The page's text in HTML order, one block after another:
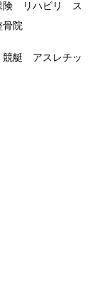
険 リハビリ ス
院
艇 アスレチッ